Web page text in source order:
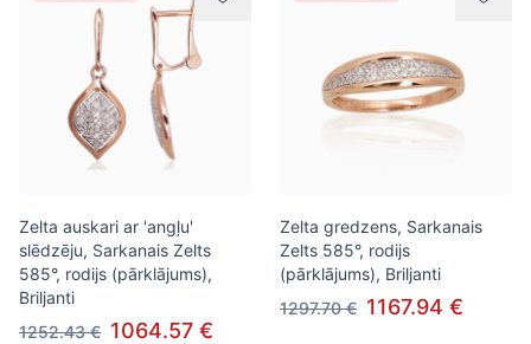
Zelta auskari ar 'angļu'
slēdzēju, Sarkanais Zelts
585°, rodijs (pārklājums),
Briljanti
1252.43 € 1064.57 €
Zelta gredzens, Sarkanais
Zelts 585°, rodijs
(pārklājums), Briljanti
1297.70 € 1167.94 €